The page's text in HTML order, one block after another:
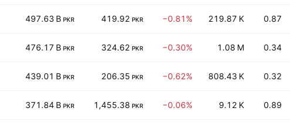
497.63 B PKR 419.92 PKR −0.81% 219.87 K 0.87
476.17 B PKR 324.62 PKR −0.30% 1.08 M 0.34
439.01 B PKR 206.35 PKR −0.62% 808.43 K 0.32
371.84 B PKR 1,455.38 PKR −0.06% 9.12 K 0.89